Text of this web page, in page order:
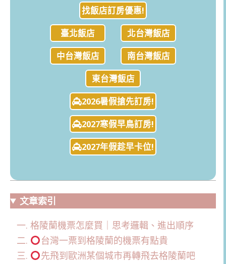
找飯店訂房優惠!
臺北飯店
北台灣飯店
中台灣飯店
南台灣飯店
東台灣飯店
2026暑假搶先訂房!
2027寒假早鳥訂房!
2027年假趁早卡位!
文章索引
格陵蘭機票怎麼買｜思考邏輯、進出順序
台灣一票到格陵蘭的機票有點貴
先飛到歐洲某個城市再轉飛去格陵蘭吧